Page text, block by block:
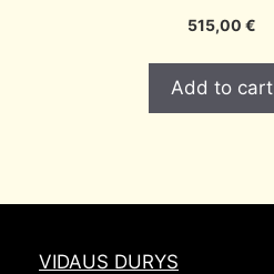
515,00 €
Add to cart
VIDAUS DURYS